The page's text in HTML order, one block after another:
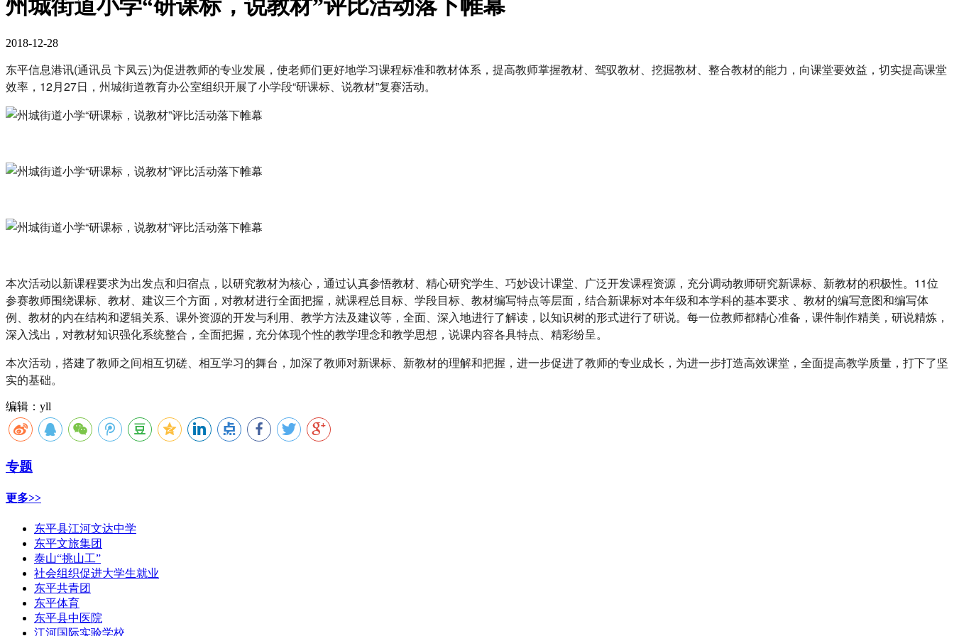
州城街道小学“研课标，说教材”评比活动落下帷幕
2018-12-28
东平信息港讯(通讯员 卞凤云)为促进教师的专业发展，使老师们更好地学习课程标准和教材体系，提高教师掌握教材、驾驭教材、挖掘教材、整合教材的能力，向课堂要效益，切实提高课堂
效率，12月27日，州城街道教育办公室组织开展了小学段“研课标、说教材”复赛活动。
本次活动以新课程要求为出发点和归宿点，以研究教材为核心，通过认真参悟教材、精心研究学生、巧妙设计课堂、广泛开发课程资源，充分调动教师研究新课标、新教材的积极性。11位
参赛教师围绕课标、教材、建议三个方面，对教材进行全面把握，就课程总目标、学段目标、教材编写特点等层面，结合新课标对本年级和本学科的基本要求 、教材的编写意图和编写体
例、教材的内在结构和逻辑关系、课外资源的开发与利用、教学方法及建议等，全面、深入地进行了解读，以知识树的形式进行了研说。每一位教师都精心准备，课件制作精美，研说精炼，
深入浅出，对教材知识强化系统整合，全面把握，充分体现个性的教学理念和教学思想，说课内容各具特点、精彩纷呈。
本次活动，搭建了教师之间相互切磋、相互学习的舞台，加深了教师对新课标、新教材的理解和把握，进一步促进了教师的专业成长，为进一步打造高效课堂，全面提高教学质量，打下了坚
实的基础。
编辑：yll
专题
更多>>
东平县江河文达中学
东平文旅集团
泰山“挑山工”
社会组织促进大学生就业
东平共青团
东平体育
东平县中医院
江河国际实验学校